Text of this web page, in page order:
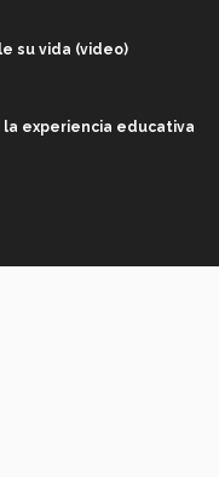
su vida (video)
experiencia educativa